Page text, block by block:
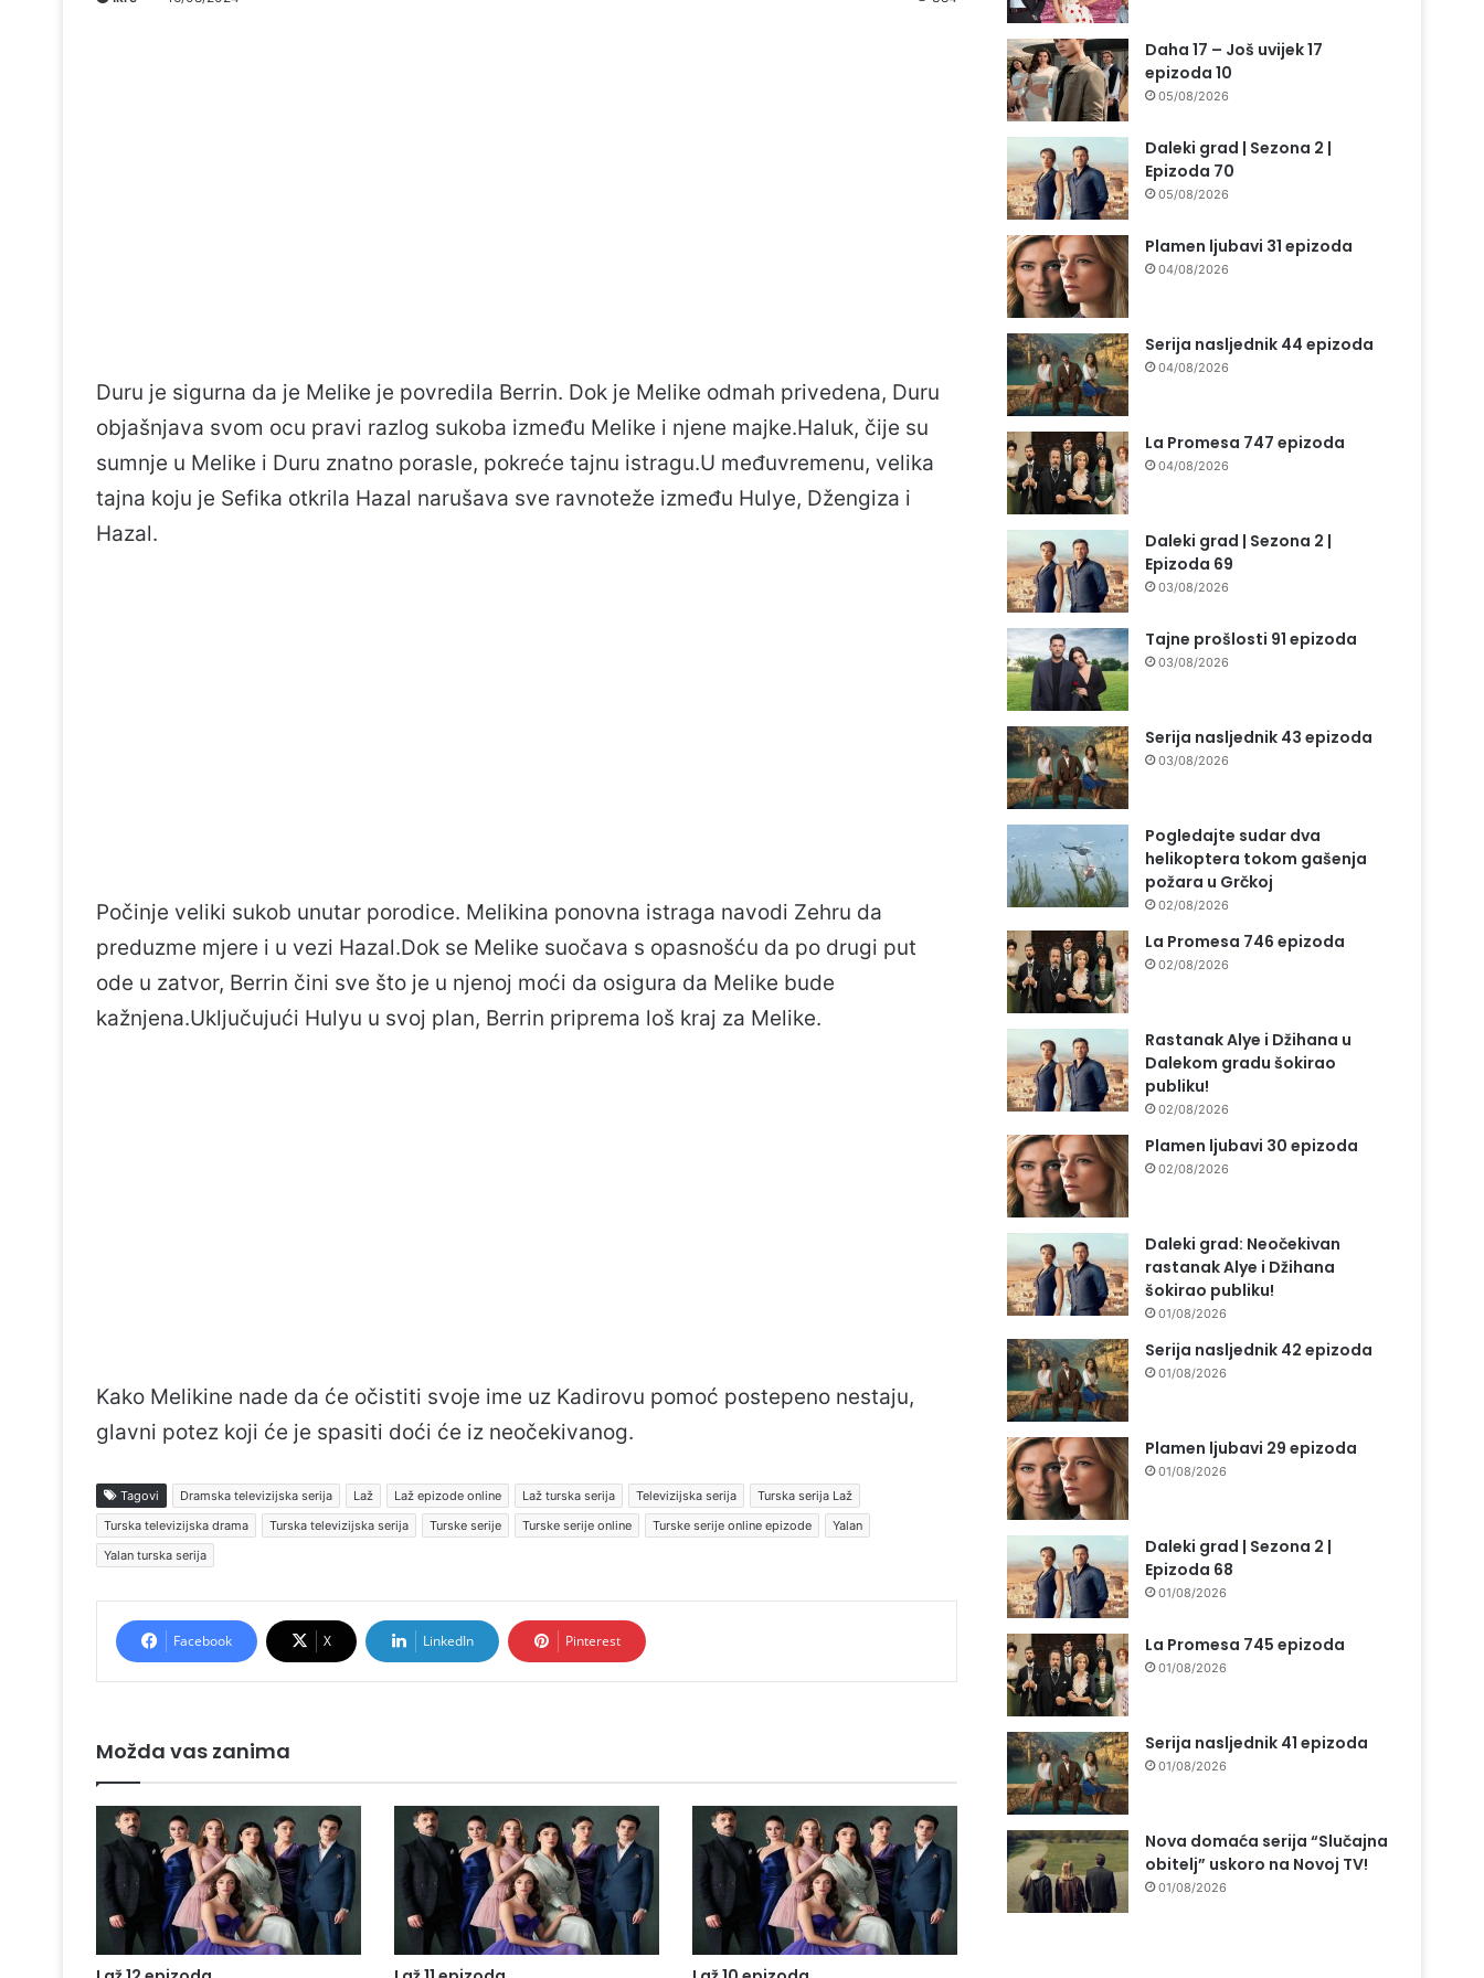
Duru je sigurna da je Melike je povredila Berrin. Dok je Melike odmah privedena, Duru
objašnjava svom ocu pravi razlog sukoba između Melike i njene majke.Haluk, čije su
sumnje u Melike i Duru znatno porasle, pokreće tajnu istragu.U međuvremenu, velika
tajna koju je Sefika otkrila Hazal narušava sve ravnoteže između Hulye, Džengiza i
Hazal.
Počinje veliki sukob unutar porodice. Melikina ponovna istraga navodi Zehru da
preduzme mjere i u vezi Hazal.Dok se Melike suočava s opasnošću da po drugi put
ode u zatvor, Berrin čini sve što je u njenoj moći da osigura da Melike bude
kažnjena.Uključujući Hulyu u svoj plan, Berrin priprema loš kraj za Melike.
Kako Melikine nade da će očistiti svoje ime uz Kadirovu pomoć postepeno nestaju,
glavni potez koji će je spasiti doći će iz neočekivanog.
Tagovi Dramska televizijska serija Laž Laž epizode online Laž turska serija Televizijska serija
Turska serija Laž
Turska televizijska drama
Turska televizijska serija Turske serije Turske serije online Turske serije online epizode
Yalan
Yalan turska serija
Facebook X LinkedIn Pinterest
Možda vas zanima
Daha 17 – Još uvijek 17
epizoda 10
05/08/2026
Daleki grad | Sezona 2 |
Epizoda 70
05/08/2026
Plamen ljubavi 31 epizoda
04/08/2026
Serija nasljednik 44 epizoda
04/08/2026
La Promesa 747 epizoda
04/08/2026
Daleki grad | Sezona 2 |
Epizoda 69
03/08/2026
Tajne prošlosti 91 epizoda
03/08/2026
Serija nasljednik 43 epizoda
03/08/2026
Pogledajte sudar dva
helikoptera tokom gašenja
požara u Grčkoj
02/08/2026
La Promesa 746 epizoda
02/08/2026
Rastanak Alye i Džihana u
Dalekom gradu šokirao
publiku!
02/08/2026
Plamen ljubavi 30 epizoda
02/08/2026
Daleki grad: Neočekivan
rastanak Alye i Džihana
šokirao publiku!
01/08/2026
Serija nasljednik 42 epizoda
01/08/2026
Plamen ljubavi 29 epizoda
01/08/2026
Daleki grad | Sezona 2 |
Epizoda 68
01/08/2026
La Promesa 745 epizoda
01/08/2026
Serija nasljednik 41 epizoda
01/08/2026
Nova domaća serija “Slučajna
obitelj” uskoro na Novoj TV!
01/08/2026